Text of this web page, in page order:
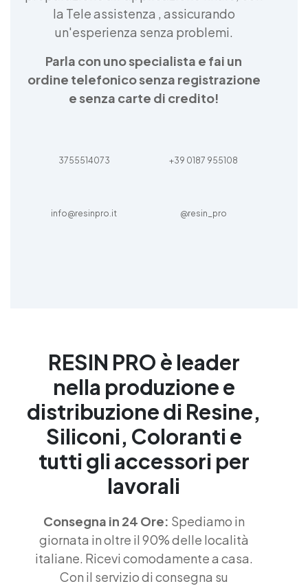
Resine Monocomponenti DIY Coloranti per
Resine Poliuretaniche Coloranti Artistici Resina
Coloranti per Saponi DIY Resina Coloranti per
Resine Epoxy Coloranti Resine Monocomponenti
Acquista Coloranti per Resine Monocomponenti
Resine colori See all articles →
la Tele assistenza , assicurando
un'esperienza senza problemi.
Parla con uno specialista e fai un
ordine telefonico senza registrazione
e senza carte di credito!
3755514073 +39 0187 955108
info@resinpro.it @resin_pro
RESIN PRO è leader
nella produzione e
distribuzione di Resine,
Siliconi, Coloranti e
tutti gli accessori per
lavorali
Consegna in 24 Ore: Spediamo in
giornata in oltre il 90% delle località
italiane. Ricevi comodamente a casa.
Con il servizio di consegna su